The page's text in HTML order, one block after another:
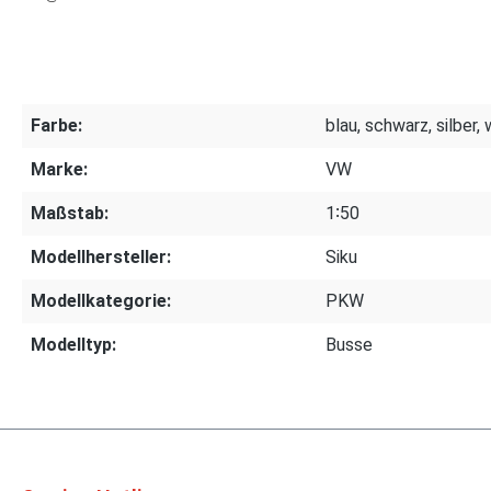
Farbe: blau, schwarz, silber,
Marke: VW
Maßstab: 1∶50
Modellhersteller: Siku
Modellkategorie: PKW
Modelltyp: Busse